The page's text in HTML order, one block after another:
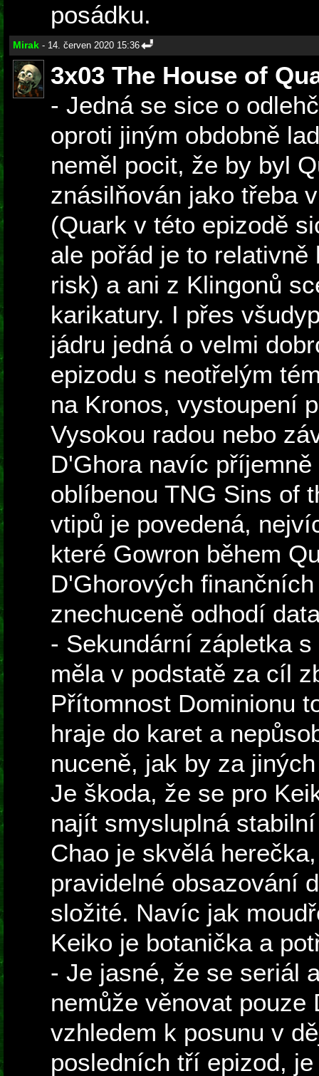
posádku.
Mirak - 14. červen 2020 15:36
3x03 The House of
- Jedná se sice o
oproti jiným obdobně
neměl pocit, že by byl
znásilňován jako třeba
(Quark v této epizodě
ale pořád je to
risk) a ani z Klingonů
karikatury. I přes
jádru jedná o velmi
epizodu s neotřelým
na Kronos, vystoupení
Vysokou radou nebo
D'Ghora navíc
oblíbenou TNG Sins of
vtipů je povedená,
které Gowron během
D'Ghorových
znechuceně odhodí
- Sekundární zápletka
měla v podstatě za cíl
Přítomnost Dominionu
hraje do karet a
nuceně, jak by za
Je škoda, že se pro
najít smysluplná
Chao je skvělá
pravidelné obsazování
složité. Navíc jak
Keiko je botanička a
- Je jasné, že se seriál
nemůže věnovat pouze
vzhledem k posunu v
posledních tří epizod,